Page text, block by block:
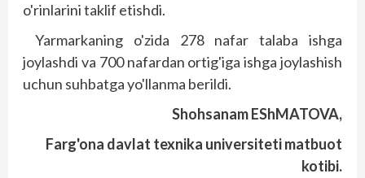
o'rinlarini taklif etishdi.
Yarmarkaning o'zida 278 nafar talaba ishga
joylashdi va 700 nafardan ortig'iga ishga joylashish
uchun suhbatga yo'llanma berildi.
Shohsanam EShMATOVA,
Farg'ona davlat texnika universiteti matbuot
kotibi.